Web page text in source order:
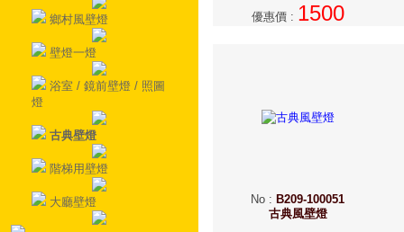
鄉村風壁燈
壁燈一燈
浴室 / 鏡前壁燈 / 照圖
燈
古典壁燈
階梯用壁燈
大廳壁燈
優惠價: 1500
No : B209-100051
古典風壁燈